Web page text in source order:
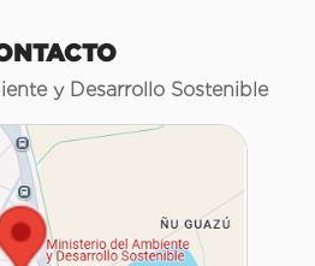
y Desarrollo Sostenible